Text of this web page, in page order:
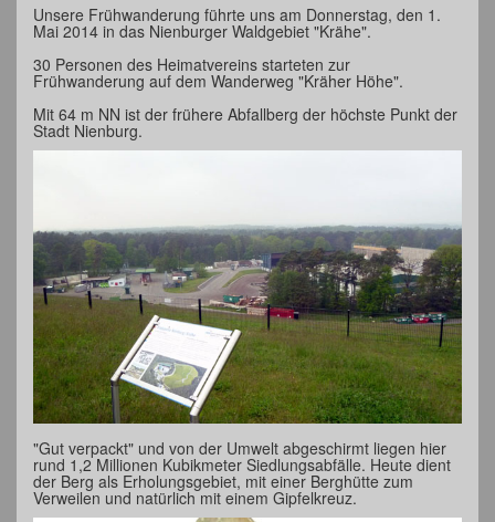
Unsere Frühwanderung führte uns am Donnerstag, den 1.
Mai 2014 in das Nienburger Waldgebiet "Krähe".
30 Personen des Heimatvereins starteten zur
Frühwanderung auf dem Wanderweg "Kräher Höhe".
Mit 64 m NN ist der frühere Abfallberg der höchste Punkt der
Stadt Nienburg.
"Gut verpackt" und von der Umwelt abgeschirmt liegen hier
rund 1,2 Millionen Kubikmeter Siedlungsabfälle. Heute dient
der Berg als Erholungsgebiet, mit einer Berghütte zum
Verweilen und natürlich mit einem Gipfelkreuz.